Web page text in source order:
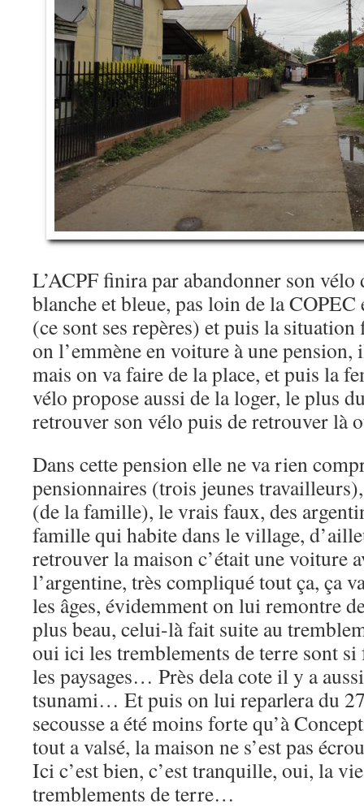
L’ACPF finira par abandonner son vélo
blanche et bleue, pas loin de la
(ce sont ses repères) et puis la
on l’emmène en voiture à une pension,
mais on va faire de la place, et puis la
vélo propose aussi de la loger, le plus
retrouver son vélo puis de retrouver là
Dans cette pension elle ne va rien
pensionnaires (trois jeunes
(de la famille), le vrais faux, des
famille qui habite dans le village,
retrouver la maison c’était une voiture
l’argentine, très compliqué tout ça, ça
les âges, évidemment on lui remontre
plus beau, celui-là fait suite au
oui ici les tremblements de terre sont
les paysages… Près dela cote il y a
tsunami… Et puis on lui reparlera du
secousse a été moins forte qu’à
tout a valsé, la maison ne s’est pas
Ici c’est bien, c’est tranquille, oui, la
tremblements de terre…